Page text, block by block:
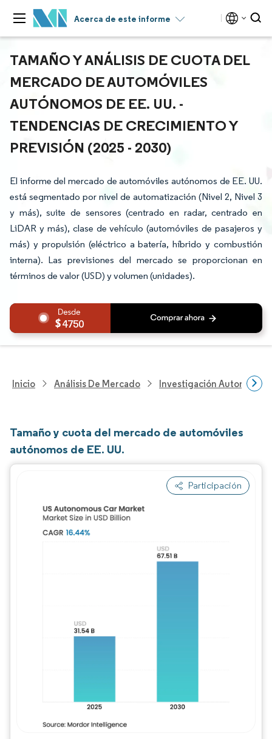
Acerca de este informe
TAMAÑO Y ANÁLISIS DE CUOTA DEL
MERCADO DE AUTOMÓVILES
AUTÓNOMOS DE EE. UU. -
TENDENCIAS DE CRECIMIENTO Y
PREVISIÓN (2025 - 2030)
El informe del mercado de automóviles autónomos de EE. UU.
está segmentado por nivel de automatización (Nivel 2, Nivel 3
y más), suite de sensores (centrado en radar, centrado en
LiDAR y más), clase de vehículo (automóviles de pasajeros y
más) y propulsión (eléctrico a batería, híbrido y combustión
interna). Las previsiones del mercado se proporcionan en
términos de valor (USD) y volumen (unidades).
4750
Inicio Análisis De Mercado Investigación Automotriz
Tamaño y cuota del mercado de automóviles
autónomos de EE. UU.
Participación